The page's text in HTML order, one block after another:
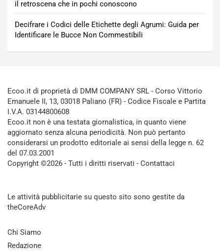
il retroscena che in pochi conoscono
Decifrare i Codici delle Etichette degli Agrumi: Guida per
Identificare le Bucce Non Commestibili
Ecoo.it di proprietà di DMM COMPANY SRL - Corso Vittorio
Emanuele II, 13, 03018 Paliano (FR) - Codice Fiscale e Partita
I.V.A. 03144800608
Ecoo.it non è una testata giornalistica, in quanto viene
aggiornato senza alcuna periodicità. Non può pertanto
considerarsi un prodotto editoriale ai sensi della legge n. 62
del 07.03.2001
Copyright ©2026 - Tutti i diritti riservati - Contattaci
Le attività pubblicitarie su questo sito sono gestite da
theCoreAdv
Chi Siamo
Redazione